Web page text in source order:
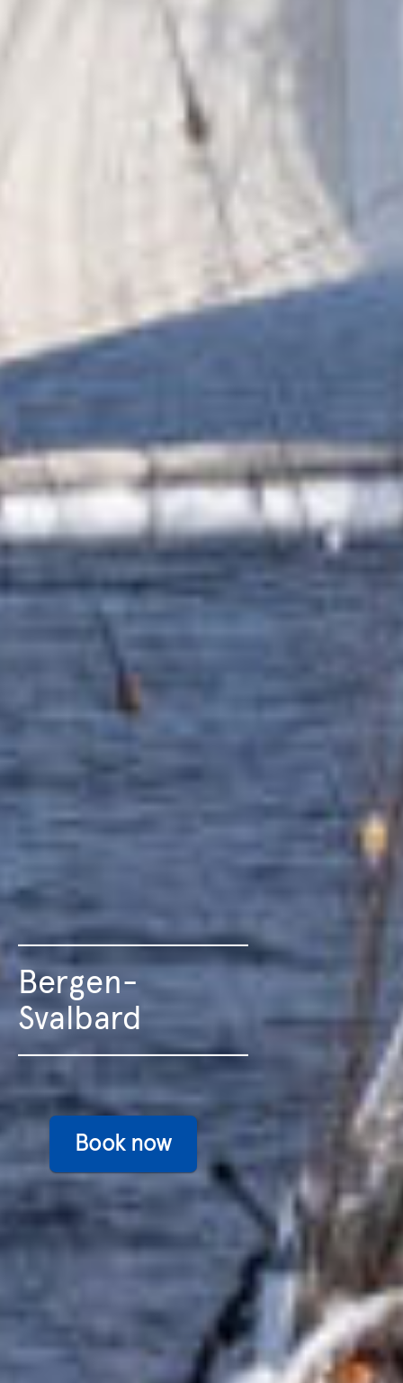
Bergen-
Svalbard